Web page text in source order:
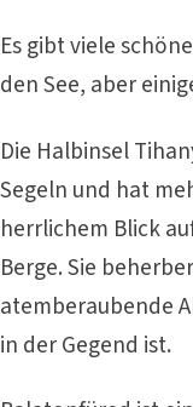
Es gibt viele
den See, aber
Die Halbinsel
Segeln und hat
herrlichem Blick
Berge. Sie
atemberaubende
in der Gegend ist.